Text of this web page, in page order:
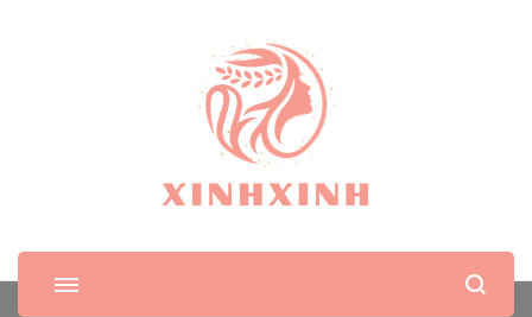
XinhXinh
Trang tin tức cho phái đẹp